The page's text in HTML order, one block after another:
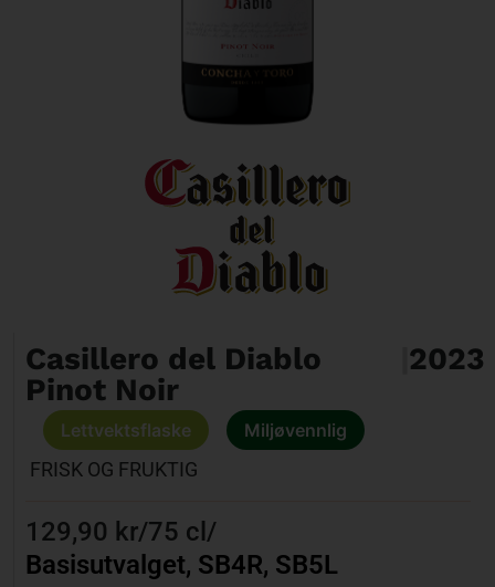
Casillero del Diablo
Pinot Noir
|2023
Lettvektsflaske Miljøvennlig
FRISK OG FRUKTIG
129,90 kr/75 cl /
Basisutvalget, SB4R, SB5L